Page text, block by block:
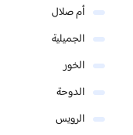
أم صلال
الجميلية
الخور
الدوحة
الرويس